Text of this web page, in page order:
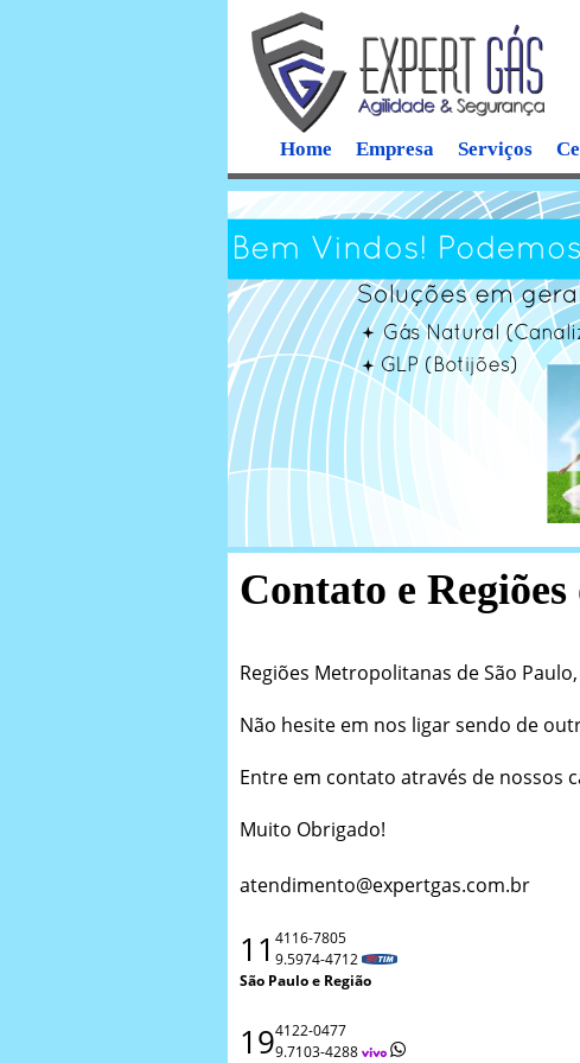
Home Empresa Serviços
Contato e
Regiões Metropolitanas de São
Não hesite em nos ligar sendo de
Entre em contato através de nossos
Muito Obrigado!
atendimento@expertgas.com.br
11 4116-7805
9.5974-4712
São Paulo e Região
194122-0477
9.7103-4288